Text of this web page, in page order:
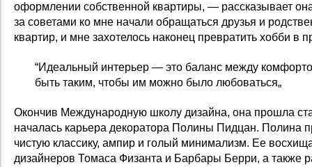
оформлении собственной квартиры, — рассказывает
за советами ко мне начали обращаться друзья и
квартир, и мне захотелось наконец превратить хобби в
“Идеальный интерьер — это баланс между
быть таким, чтобы им можно было любоваться„
Окончив Международную школу дизайна, она прошла
началась карьера декоратора Полины Пидцан. Полина
чистую классику, ампир и голый минимализм. Ее
дизайнеров Томаса Физанта и Барбары Берри, а также